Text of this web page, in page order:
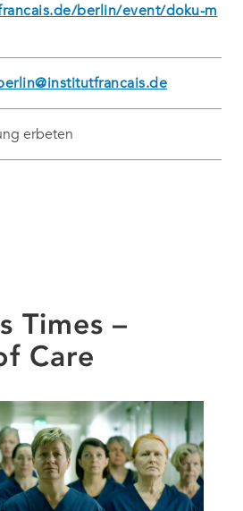
berlin/event/doku-m
erbeten
Times –
Care